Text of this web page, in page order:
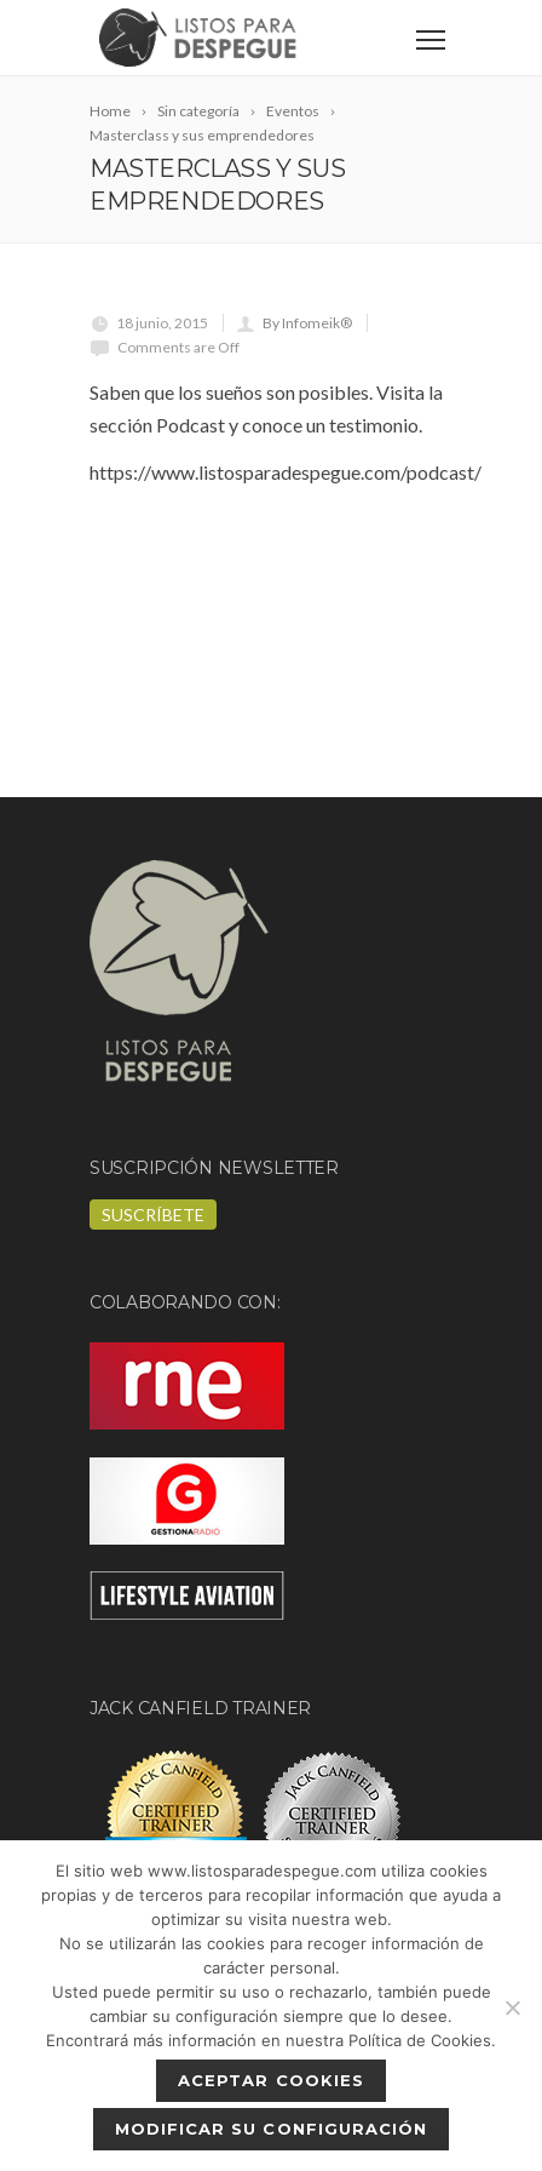
Home Sin categoría
Eventos
Masterclass y sus emprendedores
MASTERCLASS Y SUS
EMPRENDEDORES
18 junio, 2015
By Infomeik®
Comments are Off
Saben que los sueños son posibles. Visita la
sección Podcast y conoce un testimonio.
https://www.listosparadespegue.com/podcast/
SUSCRIPCIÓN NEWSLETTER
SUSCRÍBETE
COLABORANDO CON:
JACK CANFIELD TRAINER
Política de privacidad-Política de cookies
Web desarrollada porInfomeik
El sitio web www.listosparadespegue.com utiliza cookies
propias y de terceros para recopilar información que ayuda a
optimizar su visita nuestra web.
No se utilizarán las cookies para recoger información de
carácter personal.
Usted puede permitir su uso o rechazarlo, también puede
cambiar su configuración siempre que lo desee.
Encontrará más información en nuestra Política de Cookies.
ACEPTAR COOKIES
MODIFICAR SU CONFIGURACIÓN